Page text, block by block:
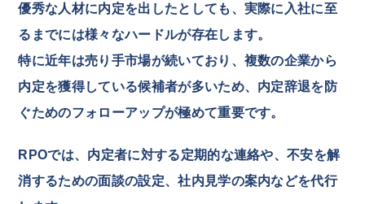
優秀な人材に内定を出したとしても、実際に入社に至
るまでには様々なハードルが存在します。
特に近年は売り手市場が続いており、複数の企業から
内定を獲得している候補者が多いため、内定辞退を防
ぐためのフォローアップが極めて重要です。
RPOでは、内定者に対する定期的な連絡や、不安を解
消するための面談の設定、社内見学の案内などを代行